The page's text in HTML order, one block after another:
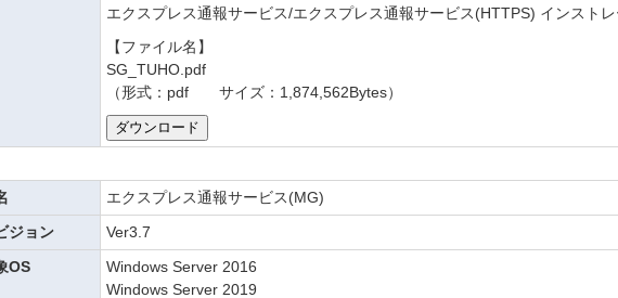
エクスプレス通報サービス/エクスプレス通報サービス(HTTPS) インスト
【ファイル名】
SG_TUHO.pdf
（形式：pdf サイズ：1,874,562Bytes）
エクスプレス通報サービス(MG)
ジョン
Ver3.7
OS
Windows Server 2016
Windows Server 2019